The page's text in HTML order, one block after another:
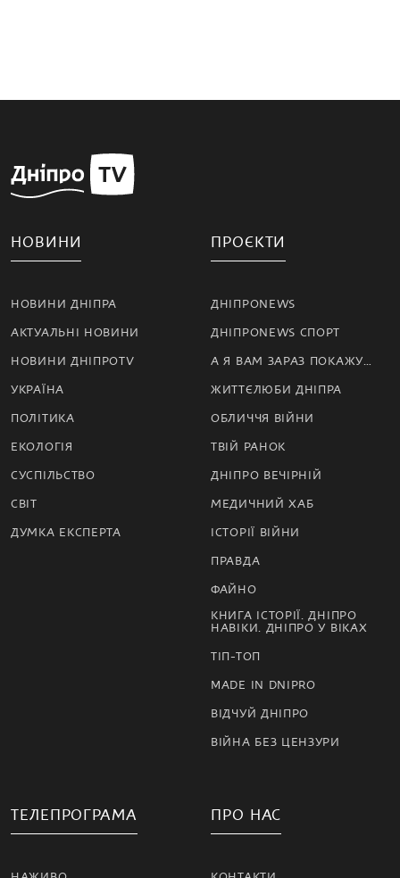
НОВИНИ
НОВИНИ ДНІПРА
АКТУАЛЬНІ НОВИНИ
НОВИНИ ДНІПРОTV
УКРАЇНА
ПОЛІТИКА
ЕКОЛОГІЯ
СУСПІЛЬСТВО
СВІТ
ДУМКА ЕКСПЕРТА
ПРОЄКТИ
ДНІПРОNEWS
ДНІПРОNEWS СПОРТ
А Я ВАМ ЗАРАЗ ПОКАЖУ…
ЖИТТЄЛЮБИ ДНІПРА
ОБЛИЧЧЯ ВІЙНИ
ТВІЙ РАНОК
ДНІПРО ВЕЧІРНІЙ
МЕДИЧНИЙ ХАБ
ІСТОРІЇ ВІЙНИ
ПРАВДА
ФАЙНО
КНИГА ІСТОРІЇ. ДНІПРО
НАВІКИ. ДНІПРО У ВІКАХ
ТІП-ТОП
MADE IN DNIPRO
ВІДЧУЙ ДНІПРО
ВІЙНА БЕЗ ЦЕНЗУРИ
ТЕЛЕПРОГРАМА ПРО НАС